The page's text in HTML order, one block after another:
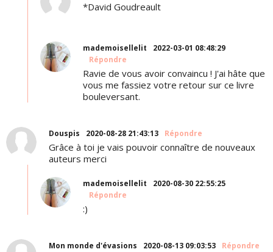
*David Goudreault
mademoisellelit
2022-03-01 08:48:29
Répondre
Ravie de vous avoir convaincu ! J'ai hâte que
vous me fassiez votre retour sur ce livre
bouleversant.
Douspis 2020-08-28 21:43:13 Répondre
Grâce à toi je vais pouvoir connaître de nouveaux
auteurs merci
mademoisellelit
2020-08-30 22:55:25
Répondre
:)
Mon monde d'évasions 2020-08-13 09:03:53 Répondre